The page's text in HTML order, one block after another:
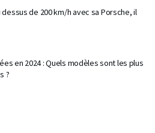
de 200 km/h avec sa Porsche, il
en 2024 : Quels modèles sont les plus
?